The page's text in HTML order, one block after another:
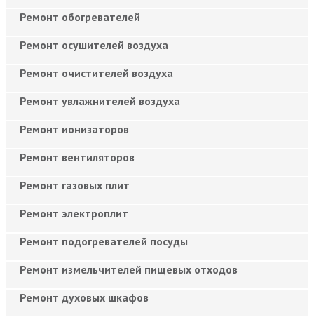
Ремонт обогревателей
Ремонт осушителей воздуха
Ремонт очистителей воздуха
Ремонт увлажнителей воздуха
Ремонт ионизаторов
Ремонт вентиляторов
Ремонт газовых плит
Ремонт электроплит
Ремонт подогревателей посуды
Ремонт измельчителей пищевых отходов
Ремонт духовых шкафов